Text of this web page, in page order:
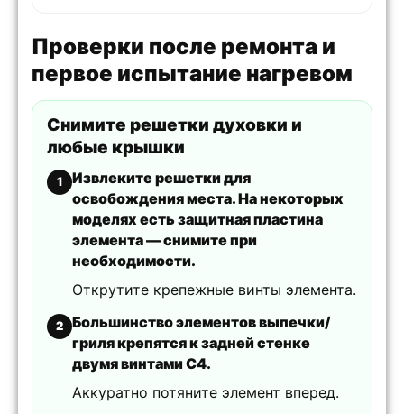
Проверки после ремонта и
первое испытание нагревом
Снимите решетки духовки и
любые крышки
1
Извлеките решетки для
освобождения места. На некоторых
моделях есть защитная пластина
элемента — снимите при
необходимости.
Открутите крепежные винты элемента.
2
Большинство элементов выпечки/
гриля крепятся к задней стенке
двумя винтами C4.
Аккуратно потяните элемент вперед.